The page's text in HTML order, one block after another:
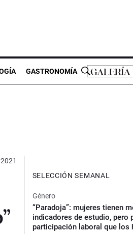
GASTRONOMÍA
SELECCIÓN SEMANAL
Género
“Paradoja”: mujeres tienen
indicadores de estudio, pero
participación laboral que los